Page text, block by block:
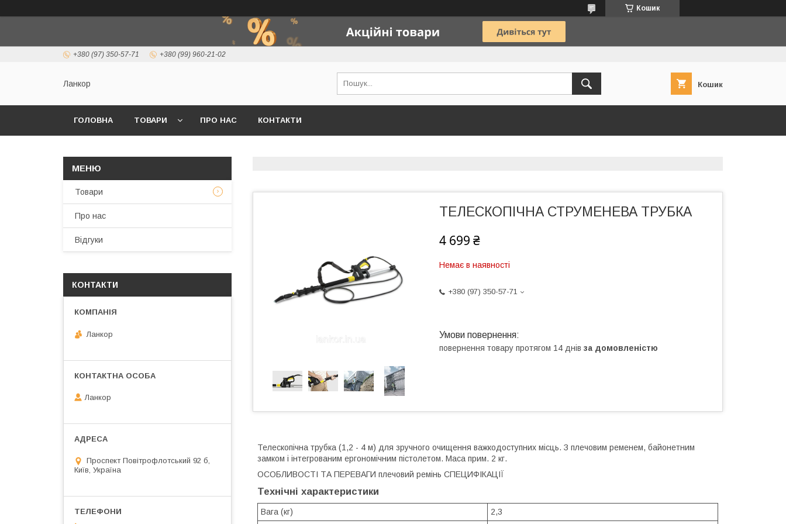
Кошик
+380 (97) 350-57-71 +380 (99) 960-21-02
Ланкор Кошик
ГОЛОВНА ТОВАРИ ПРО НАС КОНТАКТИ
ТЕЛЕСКОПІЧНА СТРУМЕНЕВА ТРУБКА
4 699 ₴
Немає в наявності
+380 (97) 350-57-71
повернення товару протягом 14 днів за домовленістю
Телескопічна трубка (1,2 - 4 м) для зручного очищення важкодоступних місць. З плечовим ременем, байонетним
замком і інтегрованим ергономічним пістолетом. Маса прим. 2 кг.
ОСОБЛИВОСТІ ТА ПЕРЕВАГИ плечовий ремінь СПЕЦИФІКАЦІЇ
Технічні характеристики
Вага (кг) 2,3
Товари
Про нас
Відгуки
КОНТАКТИ
Ланкор
Ланкор
Проспект Повітрофлотський 92 б,
Київ, Україна